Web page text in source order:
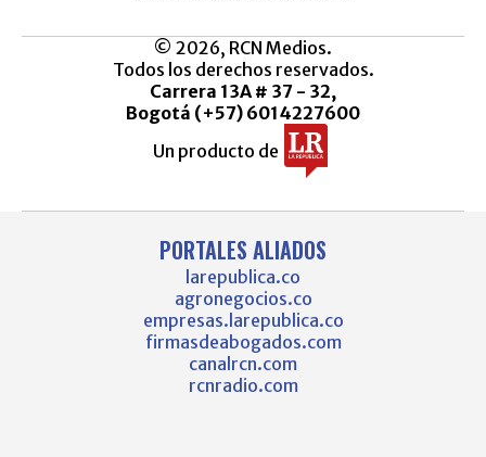
© 2026, RCN Medios.
Todos los derechos reservados.
Carrera 13A # 37 - 32,
Bogotá (+57) 6014227600
Un producto de
PORTALES ALIADOS
larepublica.co
agronegocios.co
empresas.larepublica.co
firmasdeabogados.com
canalrcn.com
rcnradio.com